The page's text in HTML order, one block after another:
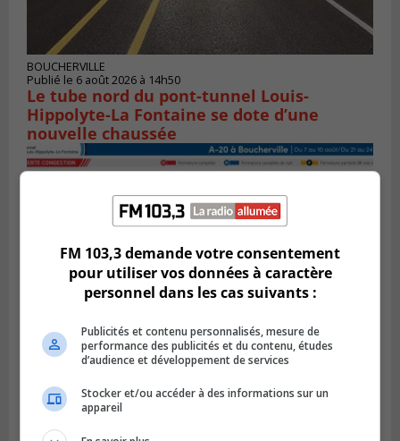
BOUCHERVILLE
Publié le 6 août 2026 à 14h50
Le tube nord du pont-tunnel Louis-
Hippolyte-La Fontaine se dote d’une
nouvelle chaussée
Publié le 5 août 2026 à 15h25
Le MTMD annonce des fermetures sur
l’autoroute 20 à Boucherville
FM 103,3 demande votre consentement
pour utiliser vos données à caractère
personnel dans les cas suivants :
Publicités et contenu personnalisés, mesure de
performance des publicités et du contenu, études
d’audience et développement de services
Stocker et/ou accéder à des informations sur un
appareil